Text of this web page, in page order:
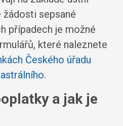
sepsané
případech je možné
které naleznete
Českého úřadu
.
a jak je